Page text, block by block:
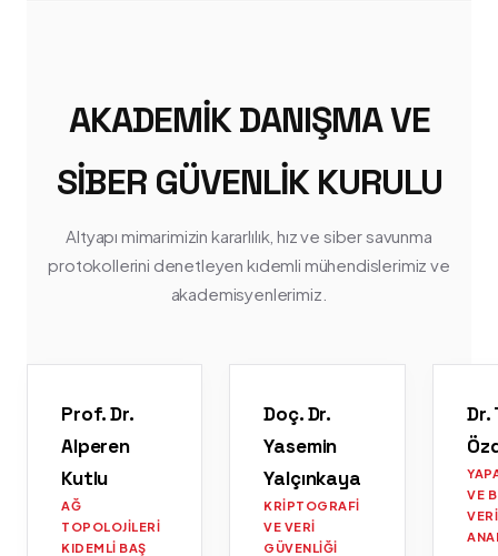
AKADEMIK DANIŞMA VE
SIBER GÜVENLIK KURULU
Altyapı mimarimizin kararlılık, hız ve siber savunma
protokollerini denetleyen kıdemli mühendislerimiz ve
akademisyenlerimiz.
Prof. Dr.
Alperen
Kutlu
AĞ
TOPOLOJILERI
KIDEMLI BAŞ
Doç. Dr.
Yasemin
Yalçınkaya
KRIPTOGRAFI
VE VERI
GÜVENLIĞI
Dr.
VE
VERI